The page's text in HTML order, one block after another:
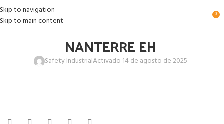
Skip to navigation
Skip to main content
0
NANTERRE EH
Safety IndustrialActivado 14 de agosto de 2025